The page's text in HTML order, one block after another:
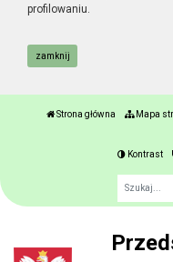
profilowaniu.
zamknij
Strona główna Mapa
Kontrast